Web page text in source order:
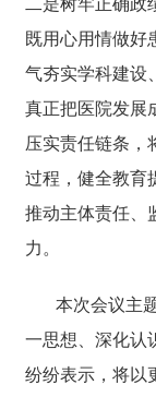
既用心用情做好
气夯实学科建设
真正把医院发展
压实责任链条，
过程，健全教育
推动主体责任、
力。
本次会议主
一思想、深化认
纷纷表示，将以